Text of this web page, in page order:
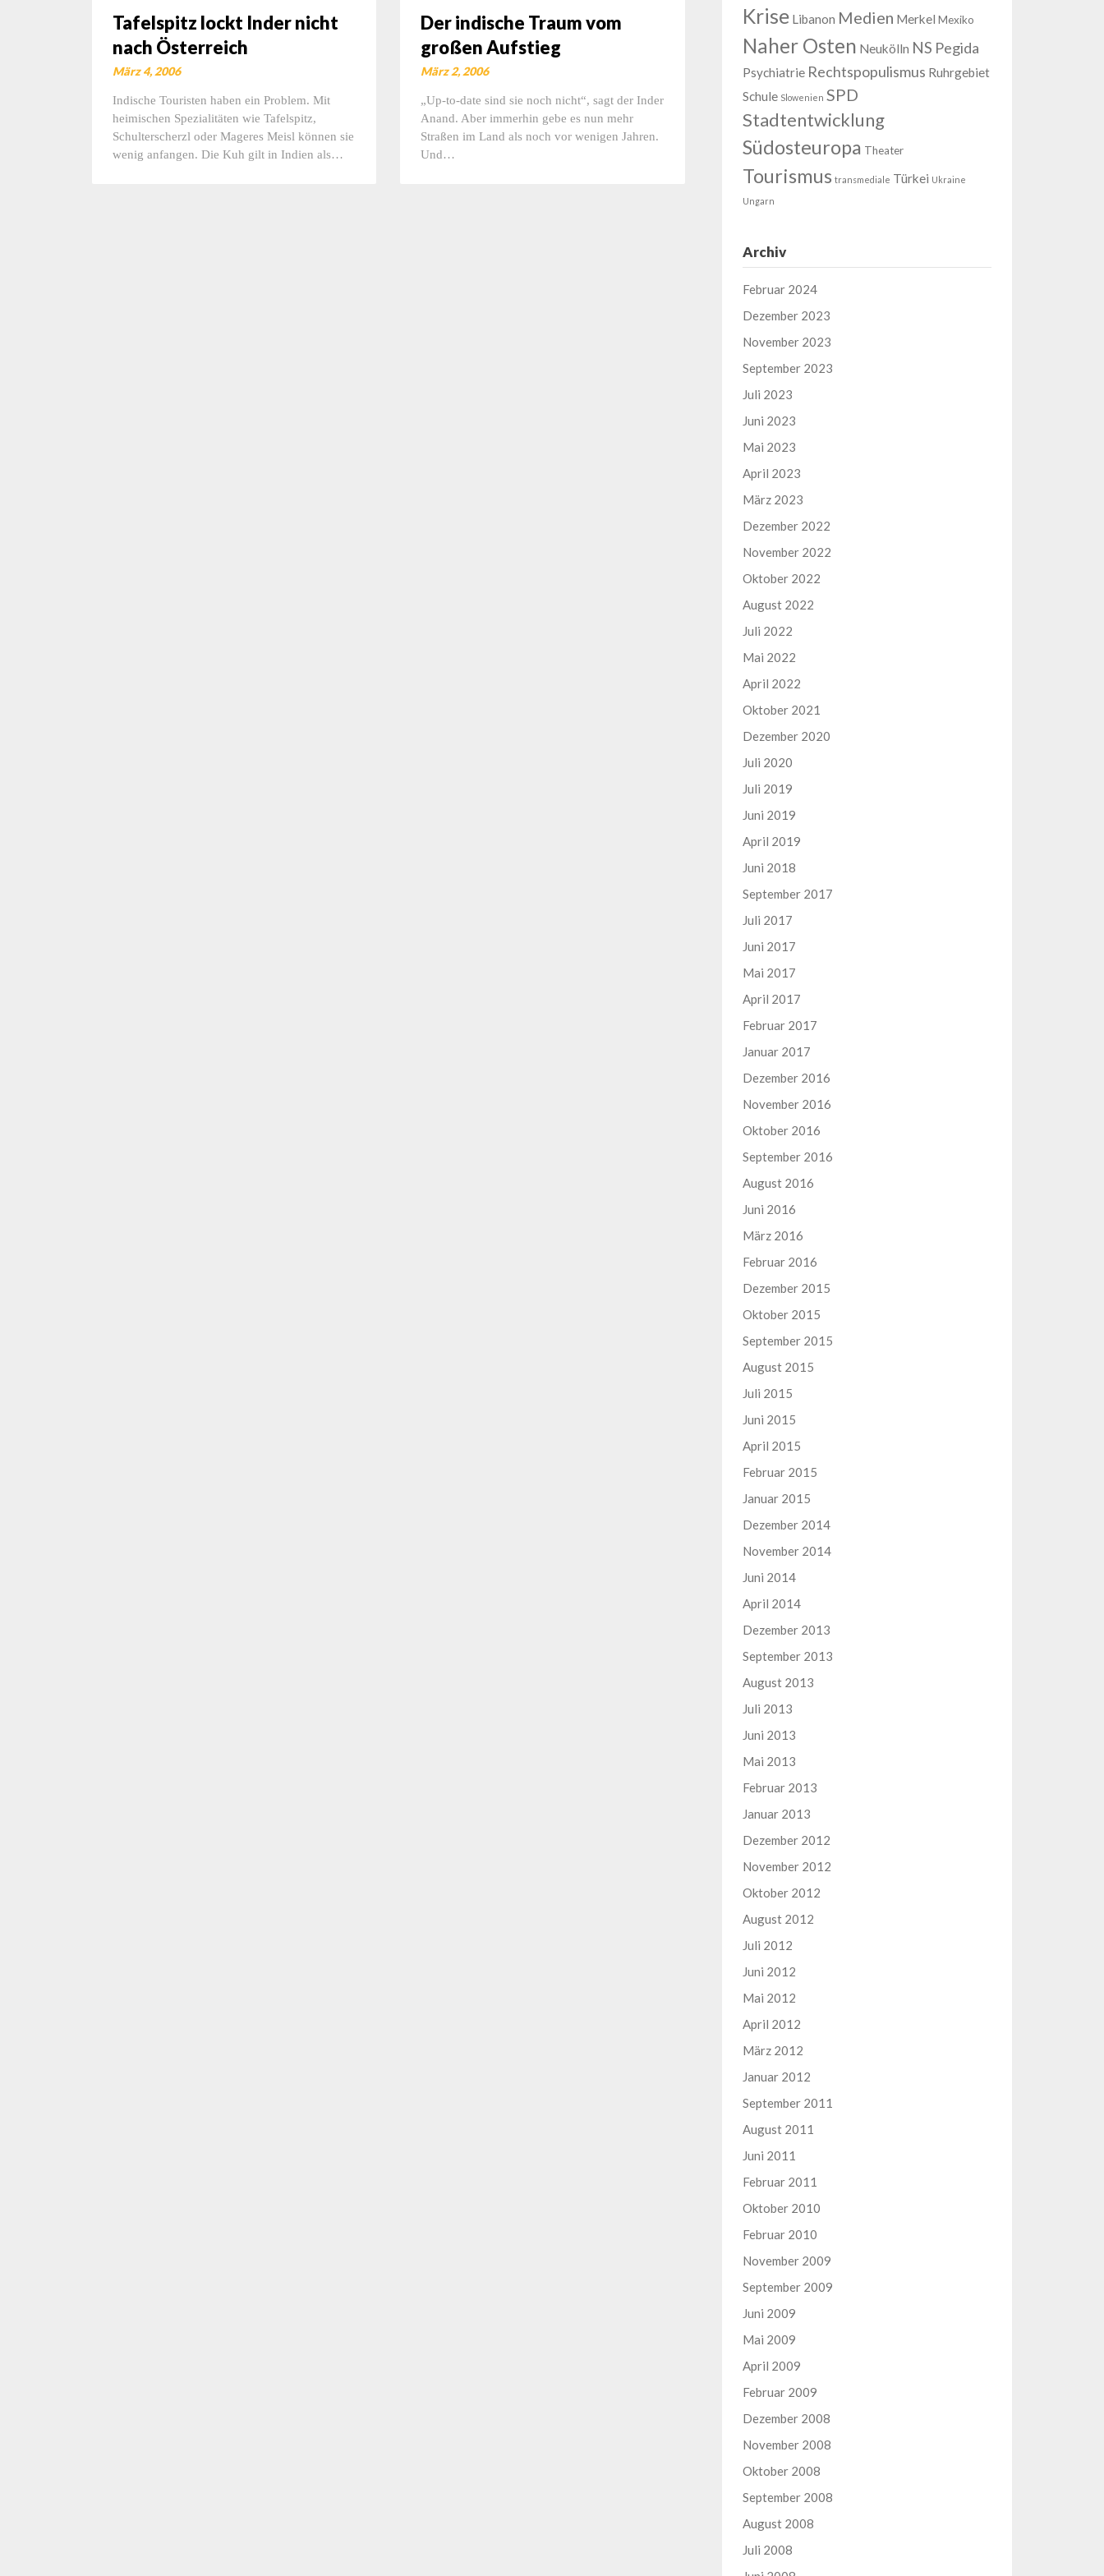
Tafelspitz lockt Inder nicht
nach Österreich
März 4, 2006
Indische Touristen haben ein Problem. Mit
heimischen Spezialitäten wie Tafelspitz,
Schulterscherzl oder Mageres Meisl können sie
wenig anfangen. Die Kuh gilt in Indien als…
Der indische Traum vom
großen Aufstieg
März 2, 2006
„Up-to-date sind sie noch nicht“, sagt der Inder
Anand. Aber immerhin gebe es nun mehr
Straßen im Land als noch vor wenigen Jahren.
Und…
Krise Libanon Medien Merkel Mexiko
Naher Osten Neukölln NS Pegida
Psychiatrie Rechtspopulismus Ruhrgebiet
Schule Slowenien SPD
Stadtentwicklung
Südosteuropa Theater
Tourismus transmediale Türkei Ukraine
Ungarn
Archiv
Februar 2024
Dezember 2023
November 2023
September 2023
Juli 2023
Juni 2023
Mai 2023
April 2023
März 2023
Dezember 2022
November 2022
Oktober 2022
August 2022
Juli 2022
Mai 2022
April 2022
Oktober 2021
Dezember 2020
Juli 2020
Juli 2019
Juni 2019
April 2019
Juni 2018
September 2017
Juli 2017
Juni 2017
Mai 2017
April 2017
Februar 2017
Januar 2017
Dezember 2016
November 2016
Oktober 2016
September 2016
August 2016
Juni 2016
März 2016
Februar 2016
Dezember 2015
Oktober 2015
September 2015
August 2015
Juli 2015
Juni 2015
April 2015
Februar 2015
Januar 2015
Dezember 2014
November 2014
Juni 2014
April 2014
Dezember 2013
September 2013
August 2013
Juli 2013
Juni 2013
Mai 2013
Februar 2013
Januar 2013
Dezember 2012
November 2012
Oktober 2012
August 2012
Juli 2012
Juni 2012
Mai 2012
April 2012
März 2012
Januar 2012
September 2011
August 2011
Juni 2011
Februar 2011
Oktober 2010
Februar 2010
November 2009
September 2009
Juni 2009
Mai 2009
April 2009
Februar 2009
Dezember 2008
November 2008
Oktober 2008
September 2008
August 2008
Juli 2008